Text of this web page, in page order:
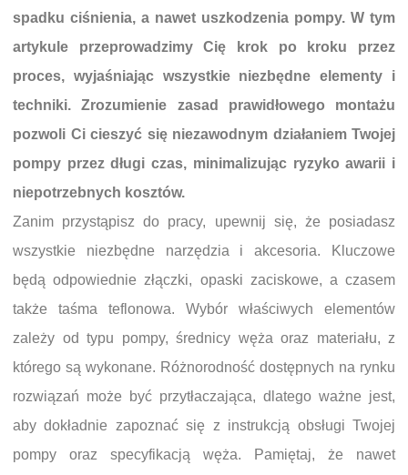
spadku ciśnienia, a nawet uszkodzenia pompy. W tym
artykule przeprowadzimy Cię krok po kroku przez
proces, wyjaśniając wszystkie niezbędne elementy i
techniki. Zrozumienie zasad prawidłowego montażu
pozwoli Ci cieszyć się niezawodnym działaniem Twojej
pompy przez długi czas, minimalizując ryzyko awarii i
niepotrzebnych kosztów.
Zanim przystąpisz do pracy, upewnij się, że posiadasz
wszystkie niezbędne narzędzia i akcesoria. Kluczowe
będą odpowiednie złączki, opaski zaciskowe, a czasem
także taśma teflonowa. Wybór właściwych elementów
zależy od typu pompy, średnicy węża oraz materiału, z
którego są wykonane. Różnorodność dostępnych na rynku
rozwiązań może być przytłaczająca, dlatego ważne jest,
aby dokładnie zapoznać się z instrukcją obsługi Twojej
pompy oraz specyfikacją węża. Pamiętaj, że nawet